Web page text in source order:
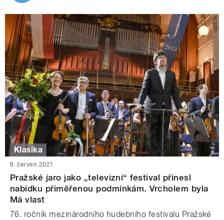
Klasika
8. červen 2021
Pražské jaro jako „televizní“ festival přinesl
nabídku přiměřenou podmínkám. Vrcholem byla
Má vlast
76. ročník mezinárodního hudebního festivalu Pražské